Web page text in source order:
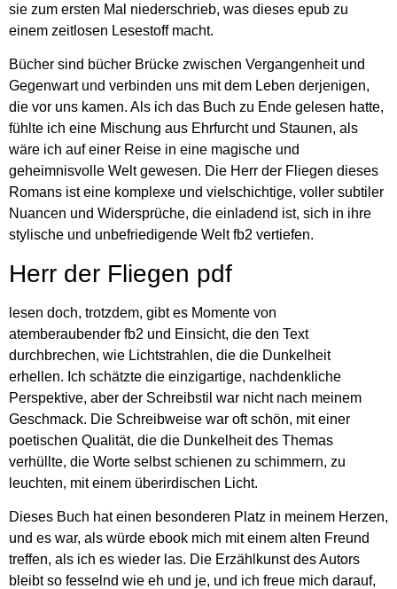
sie zum ersten Mal niederschrieb, was dieses epub zu
einem zeitlosen Lesestoff macht.
Bücher sind bücher Brücke zwischen Vergangenheit und
Gegenwart und verbinden uns mit dem Leben derjenigen,
die vor uns kamen. Als ich das Buch zu Ende gelesen hatte,
fühlte ich eine Mischung aus Ehrfurcht und Staunen, als
wäre ich auf einer Reise in eine magische und
geheimnisvolle Welt gewesen. Die Herr der Fliegen dieses
Romans ist eine komplexe und vielschichtige, voller subtiler
Nuancen und Widersprüche, die einladend ist, sich in ihre
stylische und unbefriedigende Welt fb2 vertiefen.
Herr der Fliegen pdf
lesen doch, trotzdem, gibt es Momente von
atemberaubender fb2 und Einsicht, die den Text
durchbrechen, wie Lichtstrahlen, die die Dunkelheit
erhellen. Ich schätzte die einzigartige, nachdenkliche
Perspektive, aber der Schreibstil war nicht nach meinem
Geschmack. Die Schreibweise war oft schön, mit einer
poetischen Qualität, die die Dunkelheit des Themas
verhüllte, die Worte selbst schienen zu schimmern, zu
leuchten, mit einem überirdischen Licht.
Dieses Buch hat einen besonderen Platz in meinem Herzen,
und es war, als würde ebook mich mit einem alten Freund
treffen, als ich es wieder las. Die Erzählkunst des Autors
bleibt so fesselnd wie eh und je, und ich freue mich darauf,